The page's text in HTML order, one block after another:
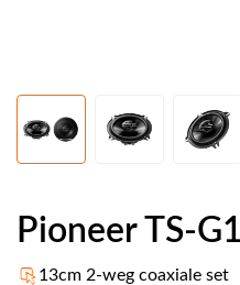
Pioneer TS-
13cm 2-weg coaxiale set